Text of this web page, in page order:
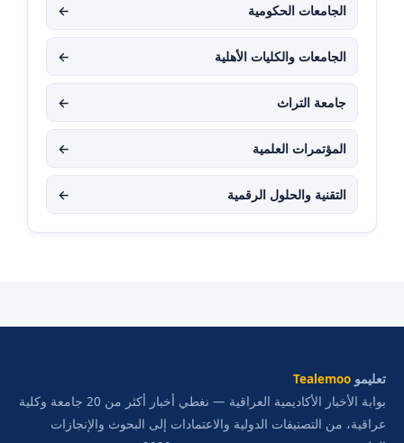
الجامعات الحكومية ←
الجامعات والكليات الأهلية ←
جامعة التراث ←
المؤتمرات العلمية ←
التقنية والحلول الرقمية ←
تعليمو Tealemoo
بوابة الأخبار الأكاديمية العراقية — نغطي أخبار أكثر من 20 جامعة وكلية
عراقية، من التصنيفات الدولية والاعتمادات إلى البحوث والإنجازات